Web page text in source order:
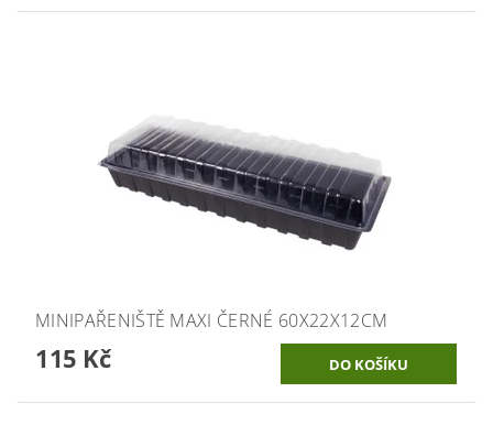
MINIPAŘENIŠTĚ MAXI ČERNÉ 60X22X12CM
115 Kč